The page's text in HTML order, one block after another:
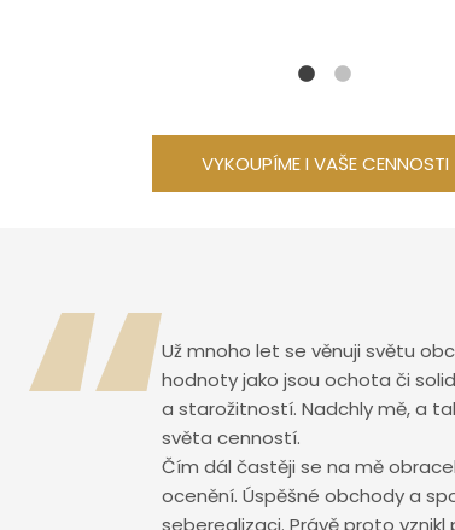
VYKOUPÍME I VAŠE CENNOSTI
Už mnoho let se věnuji světu
hodnoty jako jsou ochota či
a starožitností. Nadchly mě, a
světa cenností.
Čím dál častěji se na mě
ocenění. Úspěšné obchody a
seberealizaci. Právě proto vznikl